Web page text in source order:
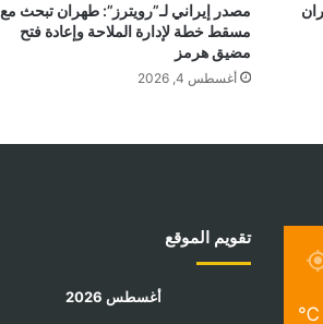
مصدر إيراني لـ”رويترز”: طهران تبحث مع
مسقط خطة لإدارة الملاحة وإعادة فتح
مضيق هرمز
أغسطس 4, 2026
℃
تقويم الموقع
أغسطس 2026